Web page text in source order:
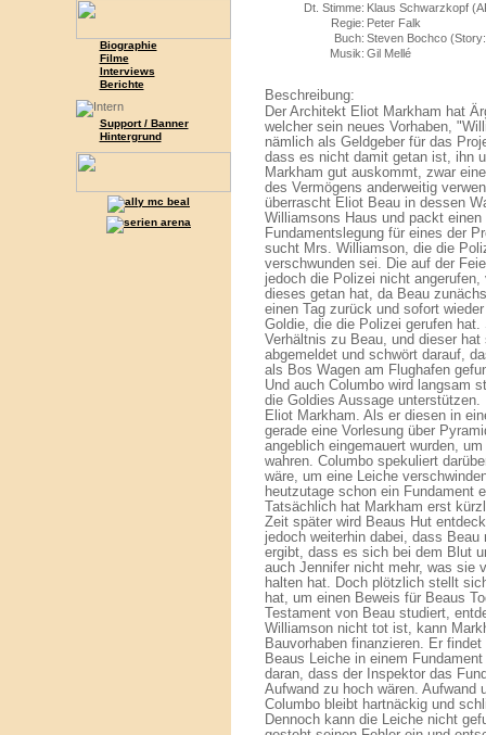
Biographie
Filme
Interviews
Berichte
Support / Banner
Hintergrund
Dt. Stimme: Klaus Schwarzkopf
Regie: Peter Falk
Buch: Steven Bochco
Musik: Gil Mellé
Beschreibung:
Der Architekt Eliot Markham hat
welcher sein neues Vorhaben,
nämlich als Geldgeber für das
dass es nicht damit getan ist, ihn
Markham gut auskommt, zwar
des Vermögens anderweitig
überrascht Eliot Beau in dessen
Williamsons Haus und packt
Fundamentslegung für eines der
sucht Mrs. Williamson, die die
verschwunden sei. Die auf der
jedoch die Polizei nicht
dieses getan hat, da Beau
einen Tag zurück und sofort
Goldie, die die Polizei gerufen
Verhältnis zu Beau, und dieser
abgemeldet und schwört darauf,
als Bos Wagen am Flughafen
Und auch Columbo wird langsam
die Goldies Aussage
Eliot Markham. Als er diesen in
gerade eine Vorlesung über
angeblich eingemauert wurden,
wahren. Columbo spekuliert
wäre, um eine Leiche
heutzutage schon ein Fundament
Tatsächlich hat Markham erst
Zeit später wird Beaus Hut
jedoch weiterhin dabei, dass
ergibt, dass es sich bei dem Blut
auch Jennifer nicht mehr, was sie
halten hat. Doch plötzlich stellt
hat, um einen Beweis für Beaus
Testament von Beau studiert,
Williamson nicht tot ist, kann
Bauvorhaben finanzieren. Er
Beaus Leiche in einem
daran, dass der Inspektor das
Aufwand zu hoch wären. Aufwand
Columbo bleibt hartnäckig und
Dennoch kann die Leiche nicht